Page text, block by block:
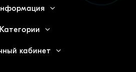
Категории
кабинет